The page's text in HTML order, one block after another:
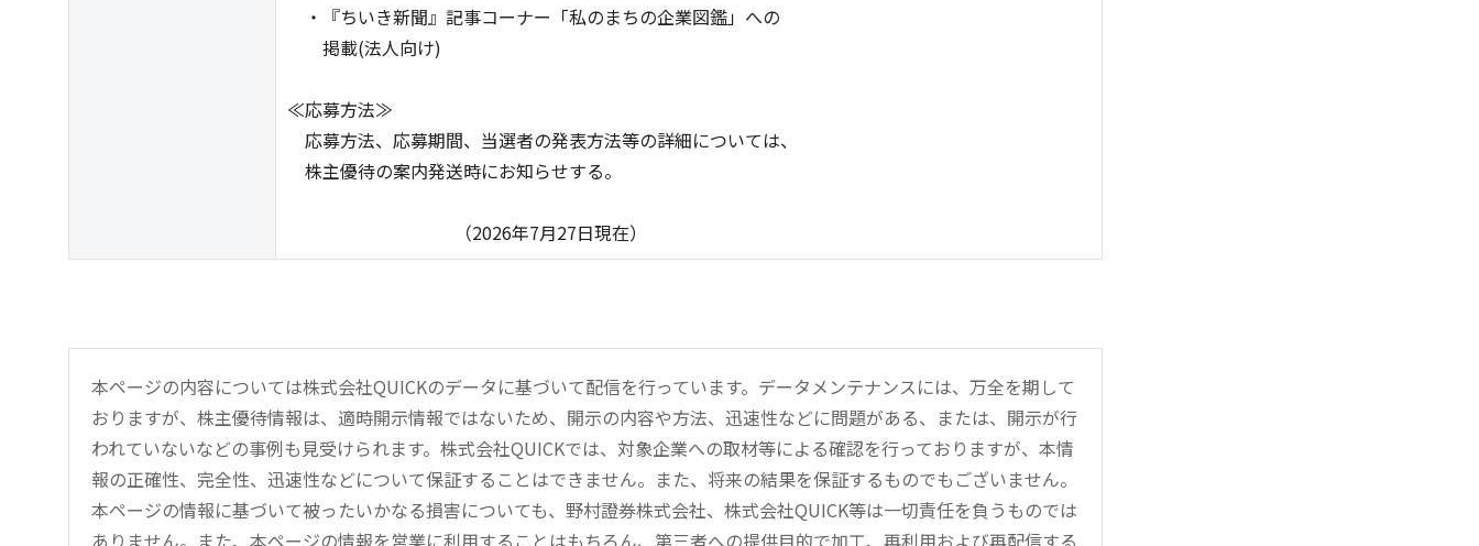
・『ちいき新聞』記事コーナー「私のまちの企業図鑑」への
掲載(法人向け)
≪応募方法≫
応募方法、応募期間、当選者の発表方法等の詳細については、
株主優待の案内発送時にお知らせする。
（2026年7月27日現在）
本ページの内容については株式会社QUICKのデータに基づいて配信を行っています。データメンテナンスには、万全を期して
おりますが、株主優待情報は、適時開示情報ではないため、開示の内容や方法、迅速性などに問題がある、または、開示が行
われていないなどの事例も見受けられます。株式会社QUICKでは、対象企業への取材等による確認を行っておりますが、本情
報の正確性、完全性、迅速性などについて保証することはできません。また、将来の結果を保証するものでもございません。
本ページの情報に基づいて被ったいかなる損害についても、野村證券株式会社、株式会社QUICK等は一切責任を負うものでは
ありません。また、本ページの情報を営業に利用することはもちろん、第三者への提供目的で加工、再利用および再配信する